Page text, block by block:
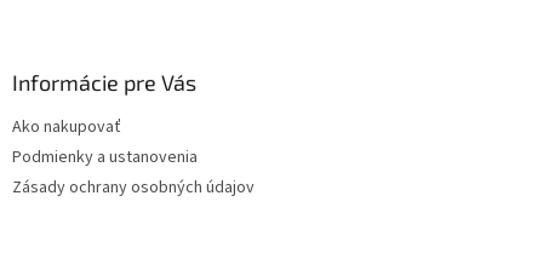
Informácie pre Vás
Ako nakupovať
Podmienky a ustanovenia
Zásady ochrany osobných údajov